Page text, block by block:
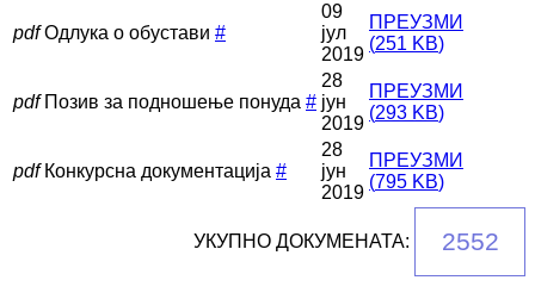
pdf Одлука о обустави #
09
јул
2019
ПРЕУЗМИ
(251 KB)
pdf Позив за подношење понуда #
28
јун
2019
ПРЕУЗМИ
(293 KB)
pdf Конкурсна документација #
28
јун
2019
ПРЕУЗМИ
(795 KB)
УКУПНО ДОКУМЕНАТА: 2552